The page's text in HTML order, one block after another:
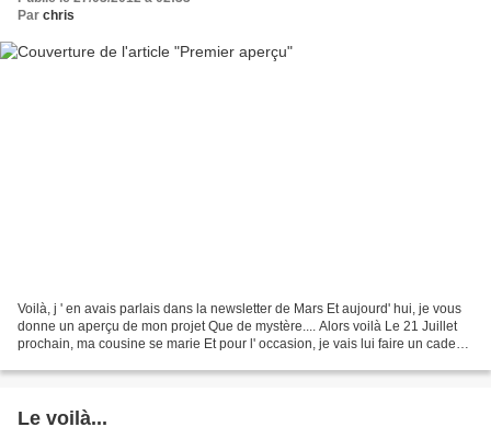
Par chris
Voilà, j ' en avais parlais dans la newsletter de Mars Et aujourd' hui, je vous
donne un aperçu de mon projet Que de mystère.... Alors voilà Le 21 Juillet
prochain, ma cousine se marie Et pour l' occasion, je vais lui faire un cadeau
Le voilà...